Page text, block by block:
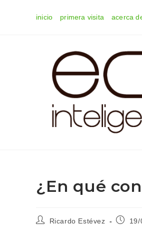
inicio primera visita acerca
¿En qué
AutorRicardo Estévez 19/